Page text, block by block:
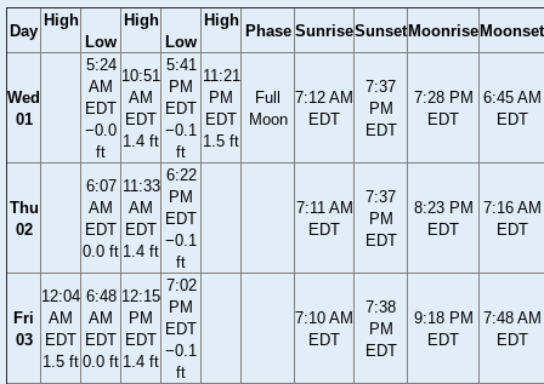
Day
High
Low
High
Low
High
Phase SunriseSunsetMoonriseMoonset
Wed
01
5:24
AM
EDT
−0.0
ft
10:51
AM
EDT
1.4 ft
5:41
PM
EDT
−0.1
ft
11:21
PM
EDT
1.5 ft
Full
Moon
7:12 AM
EDT
7:37
PM
EDT
7:28 PM
EDT
6:45 AM
EDT
Thu
02
6:07
AM
EDT
0.0 ft
11:33
AM
EDT
1.4 ft
6:22
PM
EDT
−0.1
ft
7:11 AM
EDT
7:37
PM
EDT
8:23 PM
EDT
7:16 AM
EDT
Fri
03
12:04
AM
EDT
1.5 ft
6:48
AM
EDT
0.0 ft
12:15
PM
EDT
1.4 ft
7:02
PM
EDT
−0.1
ft
7:10 AM
EDT
7:38
PM
EDT
9:18 PM
EDT
7:48 AM
EDT